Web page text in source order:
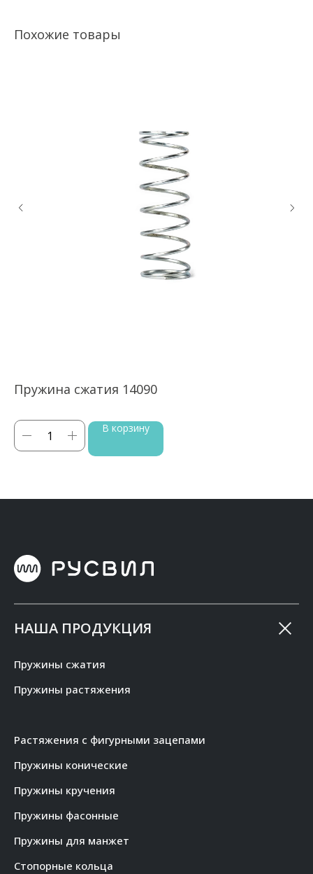
Похожие товары
Пружина сжатия 14090
В корзину
НАША ПРОДУКЦИЯ
Пружины сжатия
Пружины растяжения
Растяжения с фигурными зацепами
Пружины конические
Пружины кручения
Пружины фасонные
Пружины для манжет
Стопорные кольца